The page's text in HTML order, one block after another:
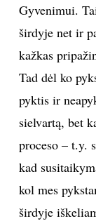
Gyvenimui.
širdyje net ir
kažkas
Tad dėl ko
pyktis ir
sielvartą, bet
proceso – t.y.
kad
kol mes
širdyje